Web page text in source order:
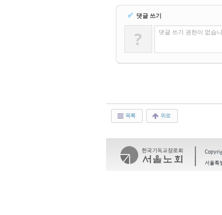
✔ 댓글 쓰기
? 댓글 쓰기 권한이 없습
목록 위로